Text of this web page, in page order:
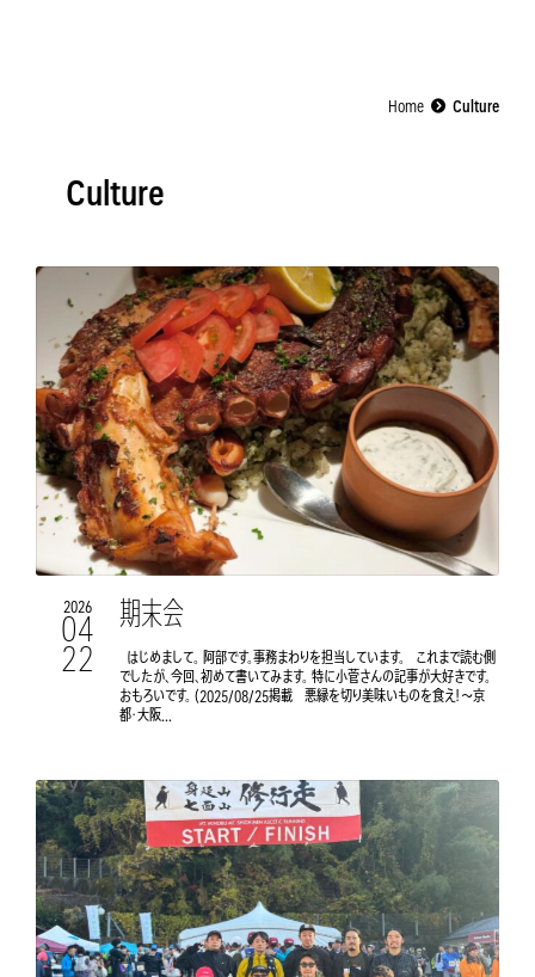
Home Culture
Culture
2026
04
22
期末会
はじめまして。 阿部です。事務まわりを担当しています。 これまで読む側
でしたが、今回、初めて書いてみます。 特に小菅さんの記事が大好きです。
おもろいです。 (2025/08/25掲載 悪縁を切り美味いものを食え！〜京
都・大阪...